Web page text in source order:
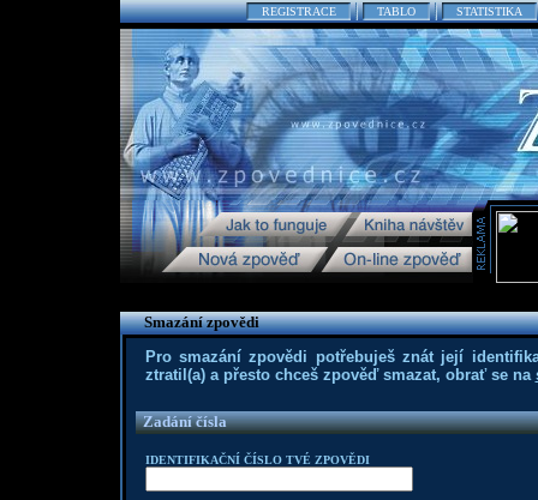
REGISTRACE TABLO STATISTIKA
Smazání zpovědi
Pro smazání zpovědi potřebuješ znát její
ztratil(a) a přesto chceš zpověď smazat, obrať se na
Zadání čísla
IDENTIFIKAČNÍ ČÍSLO TVÉ ZPOVĚDI